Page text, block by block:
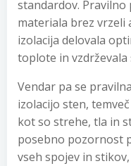
standardov.
materiala brez vrzeli
izolacija delovala
toplote in
Vendar pa se
izolacijo sten,
kot so strehe, tla in
posebno pozornost
vseh spojev in